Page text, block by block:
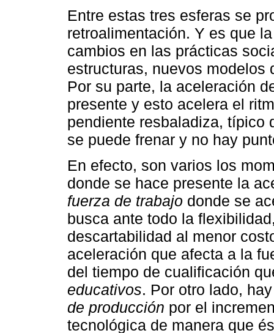
Entre estas tres esferas se
retroalimentación. Y es que
cambios en las prácticas
estructuras, nuevos modelos
Por su parte, la aceleración
presente y esto acelera el
pendiente resbaladiza, típico
se puede frenar y no hay
En efecto, son varios los
donde se hace presente la
fuerza de trabajo donde se
busca ante todo la
descartabilidad al menor
aceleración que afecta a la
del tiempo de cualificación
educativos. Por otro lado,
de producción por el
tecnológica de manera que